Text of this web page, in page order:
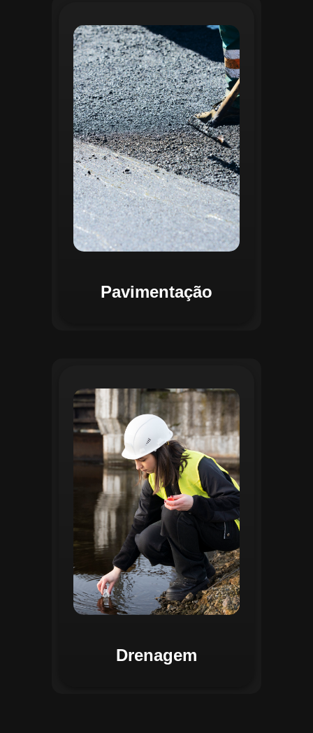
Pavimentação
Na Gestão de Pavimentação, o Regente
oferece ferramentas para mapear, avaliar
e monitorar a infraestrutura viária. O
sistema permite registrar condições dos
pavimentos, identificar áreas críticas e
planejar ações de manutenção preventiva
e corretiva. Com o auxílio do
geoprocessamento, é possível gerar
mapas detalhados que facilitam a
priorização de intervenções, otimizando
recursos e assegurando maior
durabilidade das vias. Relatórios
personalizáveis garantem transparência e
suporte na tomada de decisões
estratégicas.
Drenagem
O módulo de Gestão de Drenagem do
Regente aplica o geoprocessamento para
mapear redes de drenagem subterrâneas
e superficiais. A plataforma permite
identificar pontos de alagamento, planejar
intervenções e monitorar a eficiência das
estruturas de drenagem. Com análises
baseadas em dados coletados, o sistema
contribui para o planejamento urbano
sustentável, reduzindo riscos de
enchentes e otimizando a alocação de
recursos. Relatórios visuais facilitam a
comunicação dos resultados e o
acompanhamento dos projetos de
melhoria.